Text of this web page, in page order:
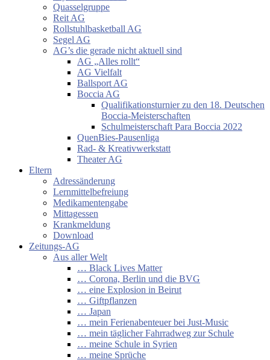
Quasselgruppe
Reit AG
Rollstuhlbasketball AG
Segel AG
AG’s die gerade nicht aktuell sind
AG „Alles rollt“
AG Vielfalt
Ballsport AG
Boccia AG
Qualifikationsturnier zu den 18. Deutschen
Boccia-Meisterschaften
Schulmeisterschaft Para Boccia 2022
QuenBies-Pausenliga
Rad- & Kreativwerkstatt
Theater AG
Eltern
Adressänderung
Lernmittelbefreiung
Medikamentengabe
Mittagessen
Krankmeldung
Download
Zeitungs-AG
Aus aller Welt
… Black Lives Matter
… Corona, Berlin und die BVG
… eine Explosion in Beirut
… Giftpflanzen
… Japan
… mein Ferienabenteuer bei Just-Music
… mein täglicher Fahrradweg zur Schule
… meine Schule in Syrien
… meine Sprüche